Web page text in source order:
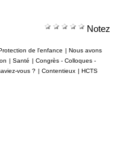
Notez
de l'enfance
Nous avons
Santé
Congrès - Colloques -
vous ? Contentieux HCTS